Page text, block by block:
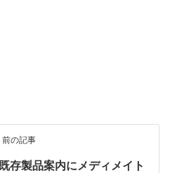
前の記事
既存製品案内にメディメイト